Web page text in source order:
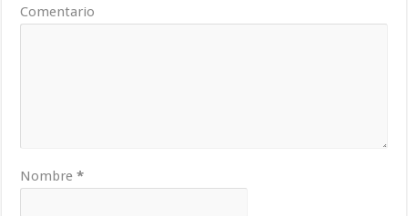
Comentario
Nombre*